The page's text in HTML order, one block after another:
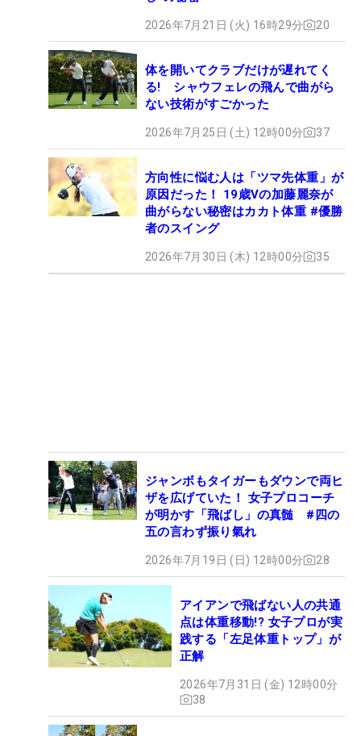
2026年7月21日 (火) 16時29分 20
体を開いてクラブだけが遅れてく
る! シャウフェレの飛んで曲がら
ない技術がすごかった
2026年7月25日 (土) 12時00分 37
方向性に悩む人は「ツマ先体重」が
原因だった！ 19歳Vの加藤麗奈が
曲がらない秘密はカカト体重 #優勝
者のスイング
2026年7月30日 (木) 12時00分 35
ジャンボもタイガーもダウンで両ヒ
ザを広げていた！ 女子プロコーチ
が明かす「飛ばし」の真髄 #四の
五の言わず振り氣れ
2026年7月19日 (日) 12時00分 28
アイアンで飛ばない人の共通
点は体重移動!? 女子プロが実
践する「左足体重トップ」が
正解
2026年7月31日 (金) 12時00分
38